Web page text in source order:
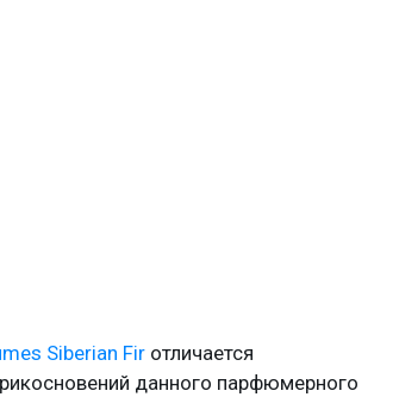
Siberian Fir отличается
данного парфюмерного